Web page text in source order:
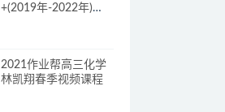
+(2019年-2022年)
2021作业帮高三化学
林凯翔春季视频课程